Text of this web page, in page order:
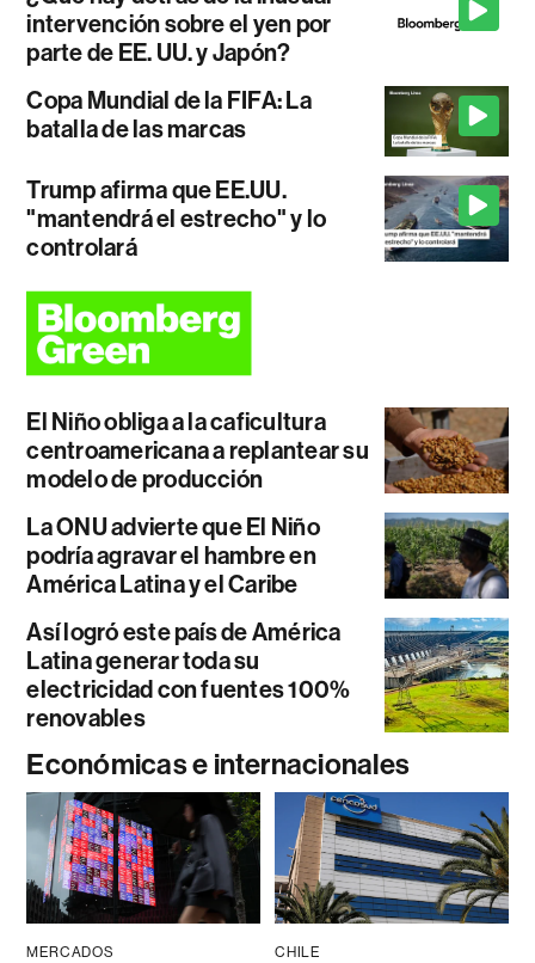
intervención sobre el yen por
parte de EE. UU. y Japón?
Copa Mundial de la FIFA: La
batalla de las marcas
Trump afirma que EE.UU.
"mantendrá el estrecho" y lo
controlará
El Niño obliga a la caficultura
centroamericana a replantear su
modelo de producción
La ONU advierte que El Niño
podría agravar el hambre en
América Latina y el Caribe
Así logró este país de América
Latina generar toda su
electricidad con fuentes 100%
renovables
Económicas e internacionales
MERCADOS CHILE